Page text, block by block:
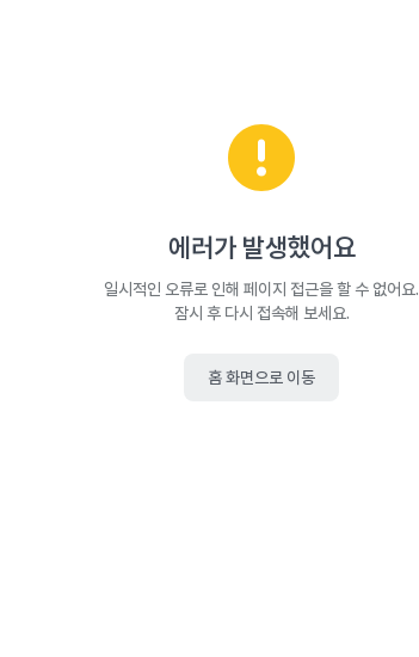
에러가 발생했어요
일시적인 오류로 인해 페이지 접근을 할 수 없어요.
잠시 후 다시 접속해 보세요.
홈 화면으로 이동